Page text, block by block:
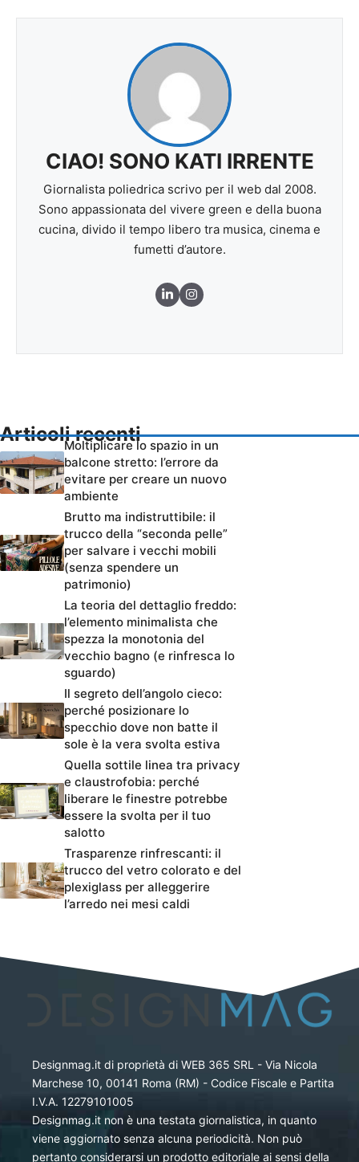
CIAO! SONO KATI IRRENTE
Giornalista poliedrica scrivo per il web dal 2008.
Sono appassionata del vivere green e della buona
cucina, divido il tempo libero tra musica, cinema e
fumetti d’autore.
Articoli recenti
Moltiplicare lo spazio in un
balcone stretto: l’errore da
evitare per creare un nuovo
ambiente
Brutto ma indistruttibile: il
trucco della “seconda pelle”
per salvare i vecchi mobili
(senza spendere un
patrimonio)
La teoria del dettaglio freddo:
l’elemento minimalista che
spezza la monotonia del
vecchio bagno (e rinfresca lo
sguardo)
Il segreto dell’angolo cieco:
perché posizionare lo
specchio dove non batte il
sole è la vera svolta estiva
Quella sottile linea tra privacy
e claustrofobia: perché
liberare le finestre potrebbe
essere la svolta per il tuo
salotto
Trasparenze rinfrescanti: il
trucco del vetro colorato e del
plexiglass per alleggerire
l’arredo nei mesi caldi
Designmag.it di proprietà di WEB 365 SRL - Via Nicola
Marchese 10, 00141 Roma (RM) - Codice Fiscale e Partita
I.V.A. 12279101005
Designmag.it non è una testata giornalistica, in quanto
viene aggiornato senza alcuna periodicità. Non può
pertanto considerarsi un prodotto editoriale ai sensi della